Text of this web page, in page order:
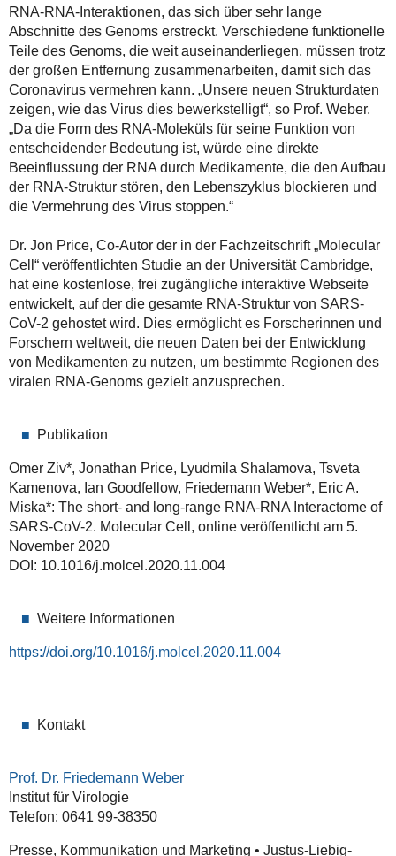
RNA-RNA-Interaktionen, das sich über sehr lange
Abschnitte des Genoms erstreckt. Verschiedene funktionelle
Teile des Genoms, die weit auseinanderliegen, müssen trotz
der großen Entfernung zusammenarbeiten, damit sich das
Coronavirus vermehren kann. „Unsere neuen Strukturdaten
zeigen, wie das Virus dies bewerkstelligt“, so Prof. Weber.
„Da die Form des RNA-Moleküls für seine Funktion von
entscheidender Bedeutung ist, würde eine direkte
Beeinflussung der RNA durch Medikamente, die den Aufbau
der RNA-Struktur stören, den Lebenszyklus blockieren und
die Vermehrung des Virus stoppen.“
Dr. Jon Price, Co-Autor der in der Fachzeitschrift „Molecular
Cell“ veröffentlichten Studie an der Universität Cambridge,
hat eine kostenlose, frei zugängliche interaktive Webseite
entwickelt, auf der die gesamte RNA-Struktur von SARS-
CoV-2 gehostet wird. Dies ermöglicht es Forscherinnen und
Forschern weltweit, die neuen Daten bei der Entwicklung
von Medikamenten zu nutzen, um bestimmte Regionen des
viralen RNA-Genoms gezielt anzusprechen.
Publikation
Omer Ziv*, Jonathan Price, Lyudmila Shalamova, Tsveta
Kamenova, Ian Goodfellow, Friedemann Weber*, Eric A.
Miska*: The short- and long-range RNA-RNA Interactome of
SARS-CoV-2. Molecular Cell, online veröffentlicht am 5.
November 2020
DOI: 10.1016/j.molcel.2020.11.004
Weitere Informationen
https://doi.org/10.1016/j.molcel.2020.11.004
Kontakt
Prof. Dr. Friedemann Weber
Institut für Virologie
Telefon: 0641 99-38350
Presse, Kommunikation und Marketing • Justus-Liebig-